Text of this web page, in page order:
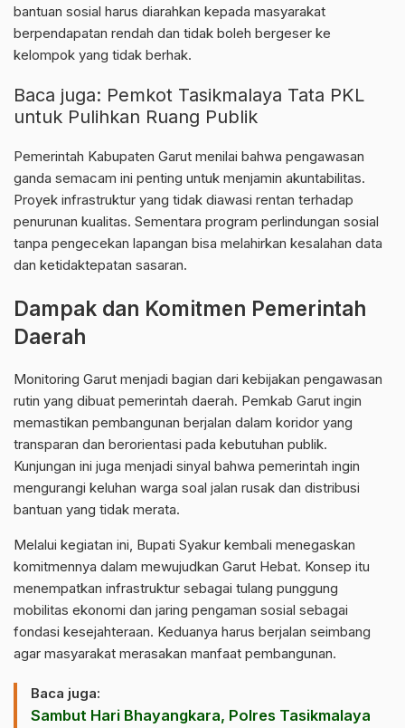
bantuan sosial harus diarahkan kepada masyarakat
berpendapatan rendah dan tidak boleh bergeser ke
kelompok yang tidak berhak.
Baca juga: Pemkot Tasikmalaya Tata PKL
untuk Pulihkan Ruang Publik
Pemerintah Kabupaten Garut menilai bahwa pengawasan
ganda semacam ini penting untuk menjamin akuntabilitas.
Proyek infrastruktur yang tidak diawasi rentan terhadap
penurunan kualitas. Sementara program perlindungan sosial
tanpa pengecekan lapangan bisa melahirkan kesalahan data
dan ketidaktepatan sasaran.
Dampak dan Komitmen Pemerintah
Daerah
Monitoring Garut menjadi bagian dari kebijakan pengawasan
rutin yang dibuat pemerintah daerah. Pemkab Garut ingin
memastikan pembangunan berjalan dalam koridor yang
transparan dan berorientasi pada kebutuhan publik.
Kunjungan ini juga menjadi sinyal bahwa pemerintah ingin
mengurangi keluhan warga soal jalan rusak dan distribusi
bantuan yang tidak merata.
Melalui kegiatan ini, Bupati Syakur kembali menegaskan
komitmennya dalam mewujudkan Garut Hebat. Konsep itu
menempatkan infrastruktur sebagai tulang punggung
mobilitas ekonomi dan jaring pengaman sosial sebagai
fondasi kesejahteraan. Keduanya harus berjalan seimbang
agar masyarakat merasakan manfaat pembangunan.
Baca juga:
Sambut Hari Bhayangkara, Polres Tasikmalaya